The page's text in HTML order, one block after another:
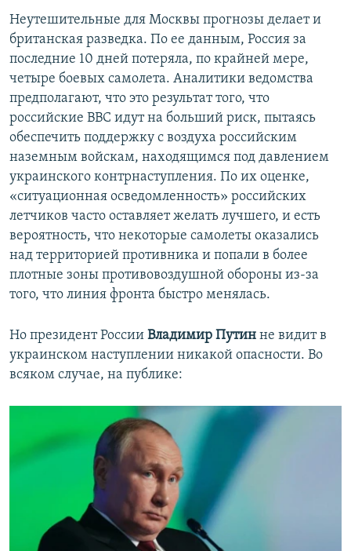
Неутешительные для Москвы прогнозы делает и
британская разведка. По ее данным, Россия за
последние 10 дней потеряла, по крайней мере,
четыре боевых самолета. Аналитики ведомства
предполагают, что это результат того, что
российские ВВС идут на больший риск, пытаясь
обеспечить поддержку с воздуха российским
наземным войскам, находящимся под давлением
украинского контрнаступления. По их оценке,
«ситуационная осведомленность» российских
летчиков часто оставляет желать лучшего, и есть
вероятность, что некоторые самолеты оказались
над территорией противника и попали в более
плотные зоны противовоздушной обороны из-за
того, что линия фронта быстро менялась.
Но президент России Владимир Путин не видит в
украинском наступлении никакой опасности. Во
всяком случае, на публике: